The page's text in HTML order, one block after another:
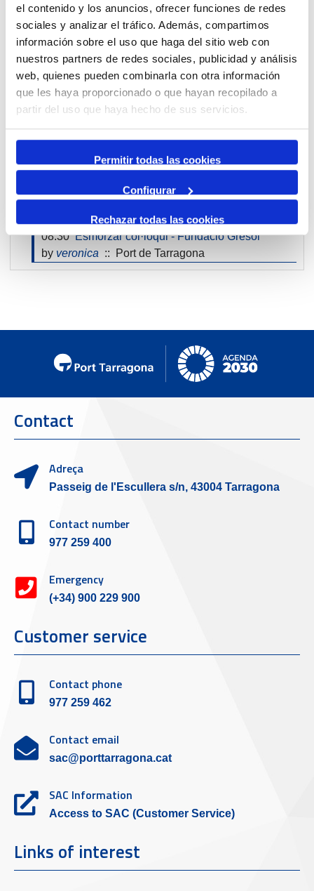
el contenido y los anuncios, ofrecer funciones de redes
sociales y analizar el tráfico. Además, compartimos
información sobre el uso que haga del sitio web con
nuestros partners de redes sociales, publicidad y análisis
web, quienes pueden combinarla con otra información
que les haya proporcionado o que hayan recopilado a
partir del uso que haya hecho de sus servicios.
Permitir todas las cookies
Configurar
Rechazar todas las cookies
By Month
Jump to month
Preceding Day
Wednesday, 20. May 2026
Following Day
VII Rail Dayby veronica:: Multipurpose
World Hydrogen 2026 Summit & Exhibition
08:30Esmorzar col·loqui - Fundació Gresol
by veronica :: Port de Tarragona
Contact
Adreça
Passeig de l'Escullera s/n, 43004 Tarragona
Contact number
977 259 400
Emergency
(+34) 900 229 900
Customer service
Contact phone
977 259 462
Contact email
sac@porttarragona.cat
SAC Information
Access to SAC (Customer Service)
Links of interest